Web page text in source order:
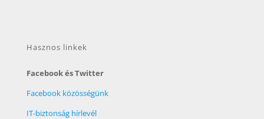
Hasznos linkek
Facebook és Twitter
Facebook közösségünk
IT-biztonság hírlevél